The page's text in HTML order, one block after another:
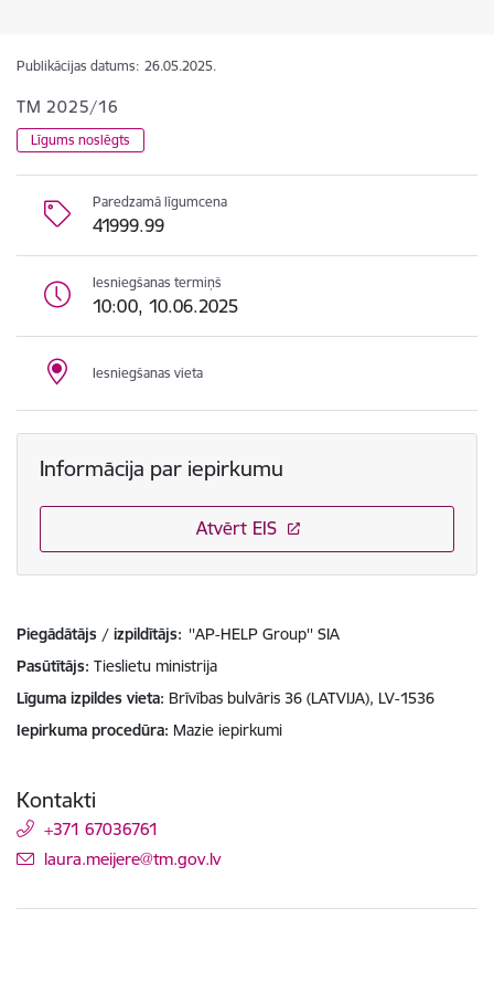
Publikācijas datums: 26.05.2025.
TM 2025/16
Līgums noslēgts
Paredzamā līgumcena
41999.99
Iesniegšanas termiņš
10:00, 10.06.2025
Iesniegšanas vieta
Informācija par iepirkumu
Atvērt EIS
Piegādātājs / izpildītājs: ''AP-HELP Group'' SIA
Pasūtītājs Tieslietu ministrija
Līguma izpildes vieta Brīvības bulvāris 36 (LATVIJA), LV-1536
Iepirkuma procedūra Mazie iepirkumi
Kontakti
+371 67036761
E-pasts:
laura.meijere@tm.gov.lv